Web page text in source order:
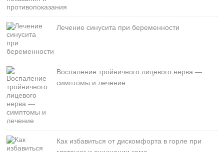
Лечение синусита при беременности
Воспаление тройничного лицевого нерва —
симптомы и лечение
Как избавиться от дискомфорта в горле при